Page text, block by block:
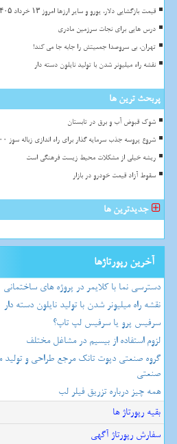
قیمت بازگشایی دلار، یورو و سایر ارزها امروز ۱۳ خرداد ۱۴۰۵ به همراه جدول
درس هایی برای نجات سرزمین مادری
تهران، بی سروصدا جمعیتش را جابه جا می کند!
نقشه راه میلیونر شدن با تولید نایلون دسته دار
پربحث ترین ها
شوک قبوض آب و برق در تابستان
شروع پروسه جذب سرمایه گذار برای راه اندازی زباله سوز ۳۰۰ تنی اصفهان
ریشه خیلی از مشکلات محیط زیست فرهنگی است
سقوط آزاد قیمت خودرو در بازار
جدیدترین ها
آخرین رپورتاژها
دسترسی نما با کلایمر در پروژه های ساختمانی
نقشه راه میلیونر شدن با تولید نایلون دسته دار
سرفیس پرو یا سرفیس لپ تاپ؟
لزوم استفاده از بیسیم در مشاغل مختلف
گروه صنعتی دپوت تانک مرجع طراحی و
صنعتی
همه چیز درباره تزریق فیلر لب
بقیه رپورتاژ ها
سفارش رپورتاژ آگهی